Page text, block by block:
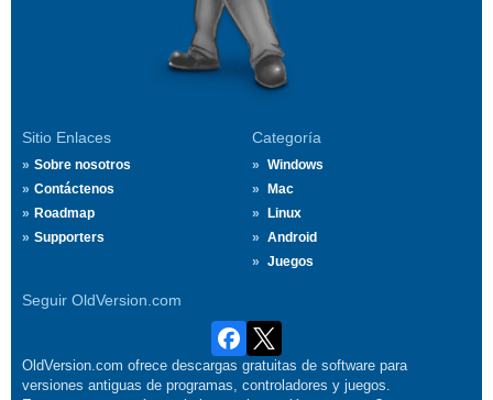
Sitio Enlaces
Sobre nosotros
Contáctenos
Roadmap
Supporters
Categoría
Windows
Mac
Linux
Android
Juegos
Seguir OldVersion.com
OldVersion.com ofrece descargas gratuitas de software para
versiones antiguas de programas, controladores y juegos.